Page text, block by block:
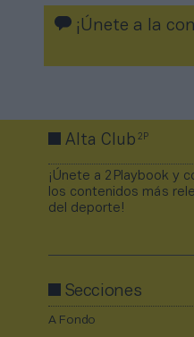
¡Únete a la
Alta Club2P
¡Únete a 2Playbook y
los contenidos más
del deporte!
Secciones
A Fondo